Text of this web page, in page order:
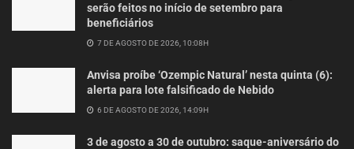
serão feitos no início de setembro para
beneficiários
7 DE AGOSTO DE 2026, 10:08H
Anvisa proíbe ‘Ozempic Natural’ nesta quinta (6):
alerta para lote falsificado de Nebido
6 DE AGOSTO DE 2026, 14:09H
3 de agosto a 30 de outubro: saque-aniversário do